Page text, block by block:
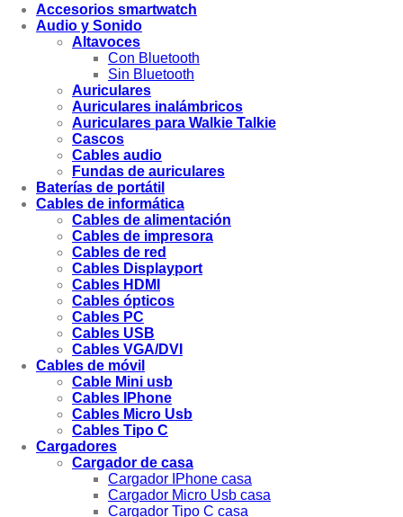
Accesorios smartwatch
Audio y Sonido
Altavoces
Con Bluetooth
Sin Bluetooth
Auriculares
Auriculares inalámbricos
Auriculares para Walkie Talkie
Cascos
Cables audio
Fundas de auriculares
Baterías de portátil
Cables de informática
Cables de alimentación
Cables de impresora
Cables de red
Cables Displayport
Cables HDMI
Cables ópticos
Cables PC
Cables USB
Cables VGA/DVI
Cables de móvil
Cable Mini usb
Cables IPhone
Cables Micro Usb
Cables Tipo C
Cargadores
Cargador de casa
Cargador IPhone casa
Cargador Micro Usb casa
Cargador Tipo C casa